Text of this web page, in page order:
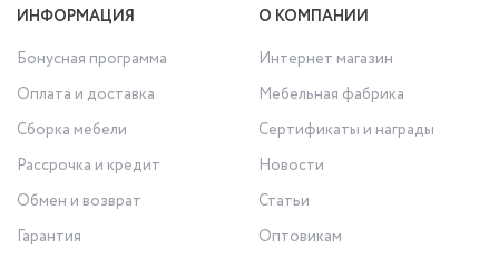
ИНФОРМАЦИЯ
Бонусная программа
Оплата и доставка
Сборка мебели
Рассрочка и кредит
Обмен и возврат
Гарантия
О КОМПАНИИ
Интернет магазин
Мебельная фабрика
Сертификаты и награды
Новости
Статьи
Оптовикам